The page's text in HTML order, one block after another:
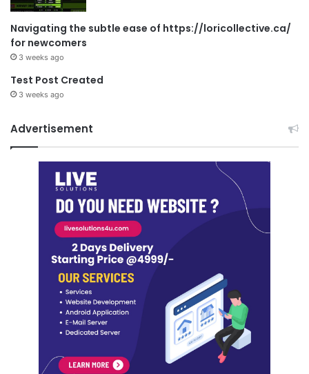
Navigating the subtle ease of https://loricollective.ca/
for newcomers
3 weeks ago
Test Post Created
3 weeks ago
Advertisement